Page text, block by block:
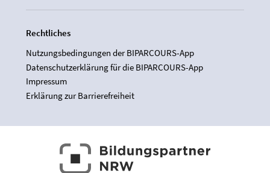
Rechtliches
Nutzungsbedingungen der BIPARCOURS-App
Datenschutzerklärung für die BIPARCOURS-App
Impressum
Erklärung zur Barrierefreiheit